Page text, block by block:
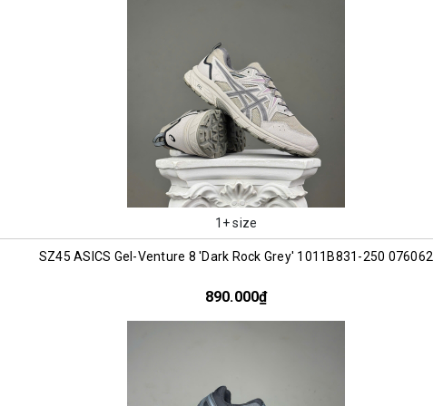
1+ size
SZ45 ASICS Gel-Venture 8 'Dark Rock Grey' 1011B831-250 076062
890.000₫